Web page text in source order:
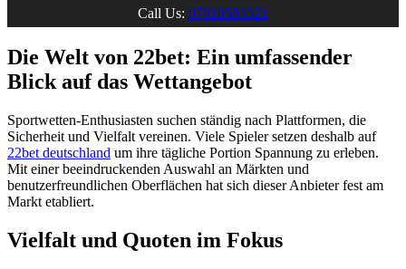
Call Us: 07810583321
Die Welt von 22bet: Ein umfassender
Blick auf das Wettangebot
Sportwetten-Enthusiasten suchen ständig nach Plattformen, die
Sicherheit und Vielfalt vereinen. Viele Spieler setzen deshalb auf
22bet deutschland um ihre tägliche Portion Spannung zu erleben.
Mit einer beeindruckenden Auswahl an Märkten und
benutzerfreundlichen Oberflächen hat sich dieser Anbieter fest am
Markt etabliert.
Vielfalt und Quoten im Fokus